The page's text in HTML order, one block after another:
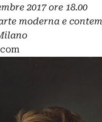
2017 ore 18.00
moderna e